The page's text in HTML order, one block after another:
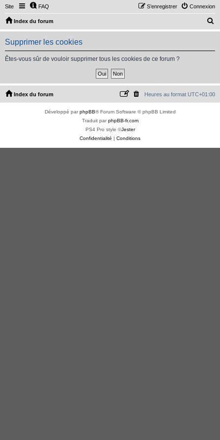
Site FAQ Connexion
S’enregistrer
Index du forum
e
h
Supprimer les cookies
Êtes-vous sûr de vouloir supprimer tous les cookies de ce forum ?
Index du forum Heures au format UTC+01:00
Développé parphpBB® Forum Software © phpBB Limited
Traduit parphpBB-fr.com
PS4 Pro style ©Jester
Confidentialité | Conditions